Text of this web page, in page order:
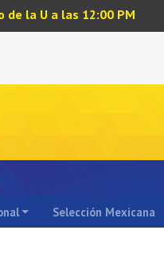
de la U a las 12:00 PM
Selección Mexicana